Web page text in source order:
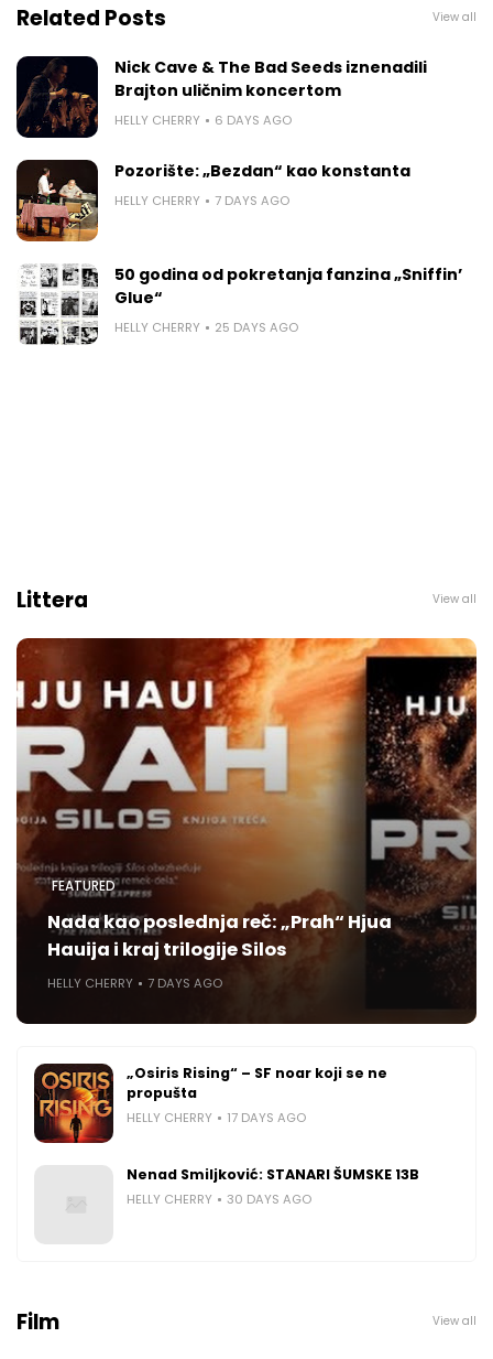
Related Posts View all
Nick Cave & The Bad Seeds iznenadili
Brajton uličnim koncertom
HELLY CHERRY 6 DAYS AGO
Pozorište: „Bezdan“ kao konstanta
HELLY CHERRY 7 DAYS AGO
50 godina od pokretanja fanzina „Sniffin’
Glue“
HELLY CHERRY 25 DAYS AGO
Littera View all
FEATURED
Nada kao poslednja reč: „Prah“ Hjua
Hauija i kraj trilogije Silos
HELLY CHERRY 7 DAYS AGO
„Osiris Rising“ – SF noar koji se ne
propušta
HELLY CHERRY 17 DAYS AGO
Nenad Smiljković: STANARI ŠUMSKE 13B
HELLY CHERRY 30 DAYS AGO
Film View all